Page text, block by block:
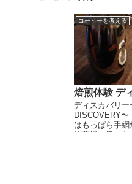
コーヒーを考える
焙煎体験 デ
ディスカバリー
DISCOVERY〜
はもっぱら手
焙煎機を扱った